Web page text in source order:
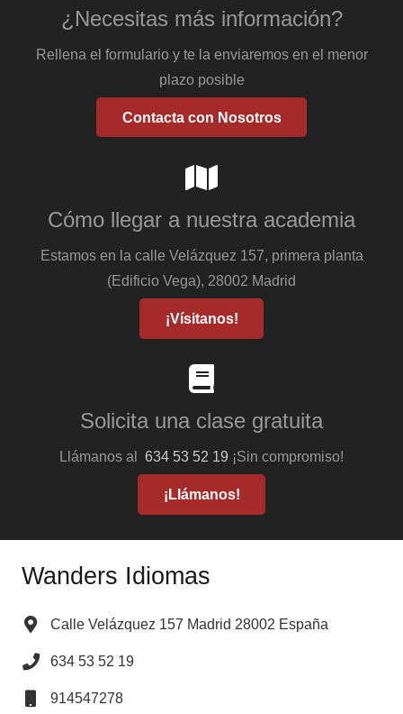
¿Necesitas más información?
Rellena el formulario y te la enviaremos en el menor
plazo posible
Contacta con Nosotros
Cómo llegar a nuestra academia
Estamos en la calle Velázquez 157, primera planta
(Edificio Vega), 28002 Madrid
¡Vísitanos!
Solicita una clase gratuita
Llámanos al 634 53 52 19 ¡Sin compromiso!
¡Llámanos!
Wanders Idiomas
Calle Velázquez 157 Madrid 28002 España
634 53 52 19
914547278